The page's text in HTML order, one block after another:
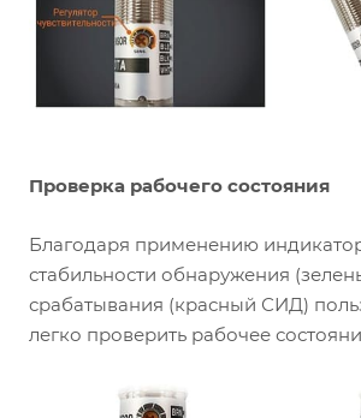
Проверка рабочего состояния
Благодаря применению
стабильности обнаружения
срабатывания (красный СИД)
легко проверить рабочее